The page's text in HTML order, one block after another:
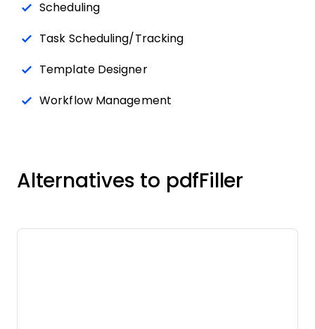
Scheduling
Task Scheduling/Tracking
Template Designer
Workflow Management
Alternatives to pdfFiller